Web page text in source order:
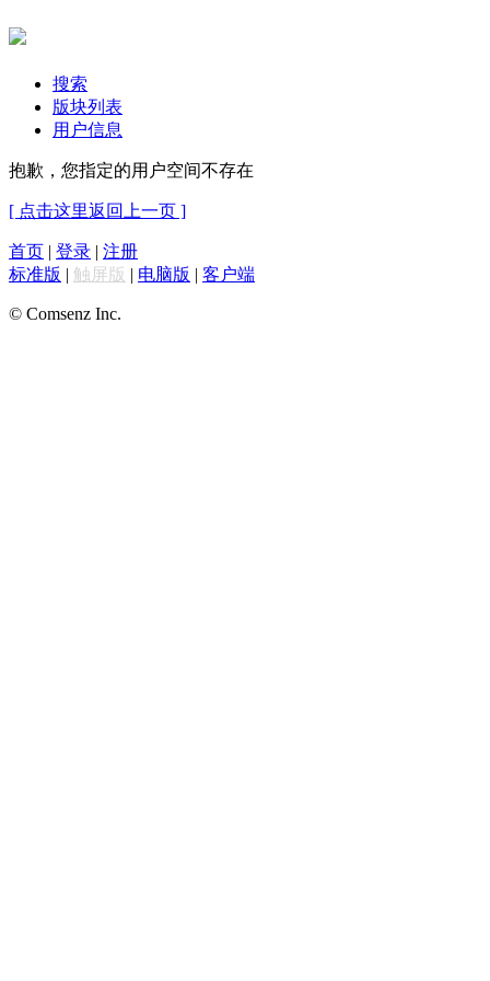
搜索
版块列表
用户信息
抱歉，您指定的用户空间不存在
[ 点击这里返回上一页 ]
首页 | 登录 | 注册
标准版 | 触屏版 | 电脑版 | 客户端
© Comsenz Inc.